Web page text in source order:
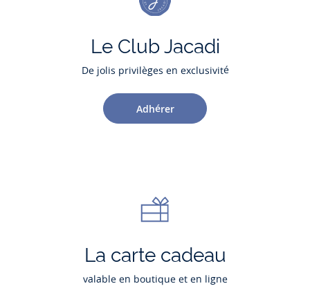
Le Club Jacadi
De jolis privilèges en exclusivité
Adhérer
La carte cadeau
valable en boutique et en ligne